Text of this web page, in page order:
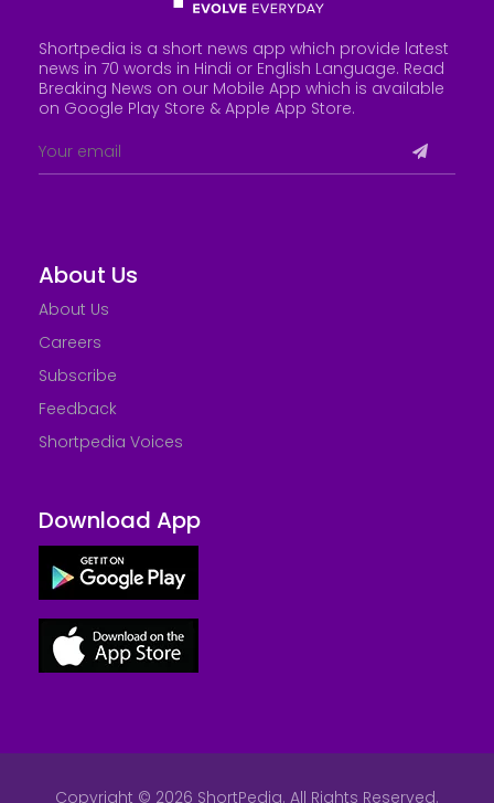
Shortpedia is a short news app which provide latest
news in 70 words in Hindi or English Language. Read
Breaking News on our Mobile App which is available
on Google Play Store & Apple App Store.
About Us
About Us
Careers
Subscribe
Feedback
Shortpedia Voices
Download App
Copyright © 2026 ShortPedia. All Rights Reserved.